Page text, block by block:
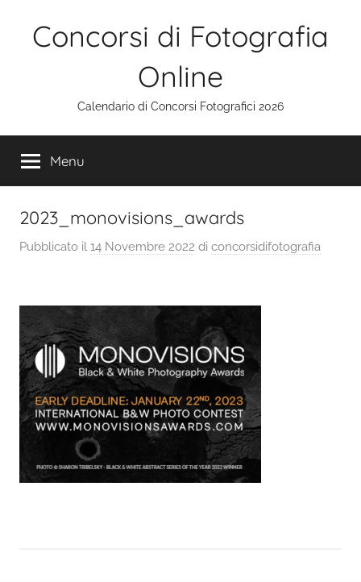
Concorsi di Fotografia
Online
Calendario di Concorsi Fotografici 2026
Menu
2023_monovisions_awards
Pubblicato il 14 Novembre 2022 di concorsidifotografia